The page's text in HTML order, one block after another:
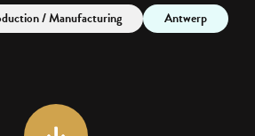
/ Manufacturing Antwerp